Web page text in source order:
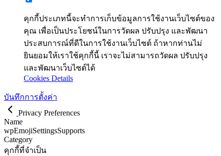
คุกกี้ประเภทนี้จะทำการเก็บข้อมูลการใช้งานเว็บไซต์ของ
คุณ เพื่อเป็นประโยชน์ในการวัดผล ปรับปรุง และพัฒนา
ประสบการณ์ที่ดีในการใช้งานเว็บไซต์ ถ้าหากท่านไม่
ยินยอมให้เราใช้คุกกี้นี้ เราจะไม่สามารถวัดผล ปรับปรุง
และพัฒนาเว็บไซต์ได้
Cookies Details
บันทึกการตั้งค่า
Privacy Preferences
Name
wpEmojiSettingsSupports
Category
คุกกี้ที่จำเป็น